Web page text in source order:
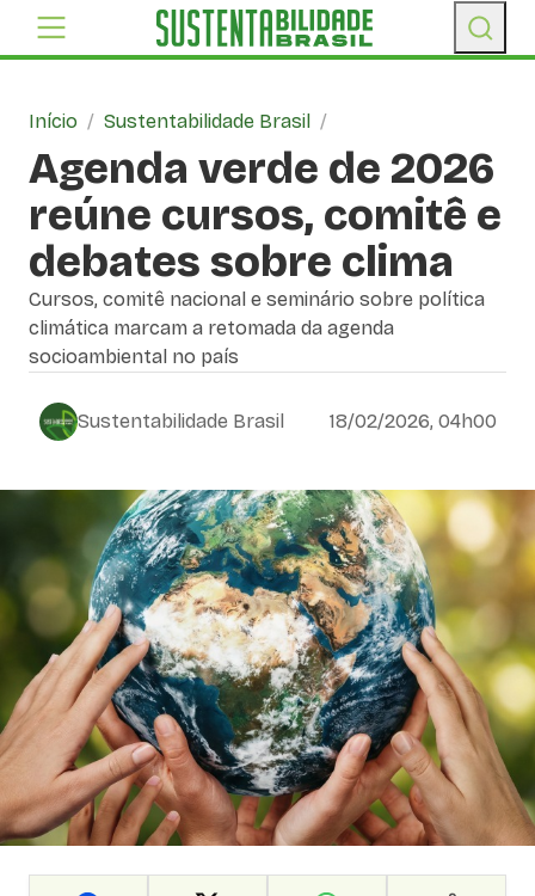
Início / Sustentabilidade Brasil /
Agenda verde de 2026
reúne cursos, comitê e
debates sobre clima
Cursos, comitê nacional e seminário sobre política
climática marcam a retomada da agenda
socioambiental no país
Sustentabilidade Brasil 18/02/2026, 04h00